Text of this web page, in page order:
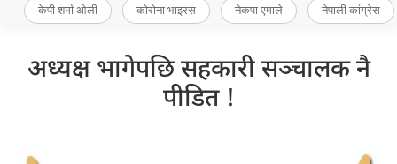
केपी शर्मा ओली कोरोना भाइरस नेकपा एमाले नेपाली कांग्रेस
अध्यक्ष भागेपछि सहकारी सञ्चालक नै
पीडित !